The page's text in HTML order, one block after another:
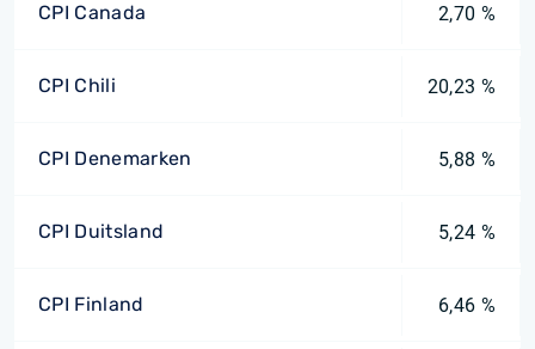
CPI Canada 2,70 %
CPI Chili 20,23 %
CPI Denemarken 5,88 %
CPI Duitsland 5,24 %
CPI Finland 6,46 %